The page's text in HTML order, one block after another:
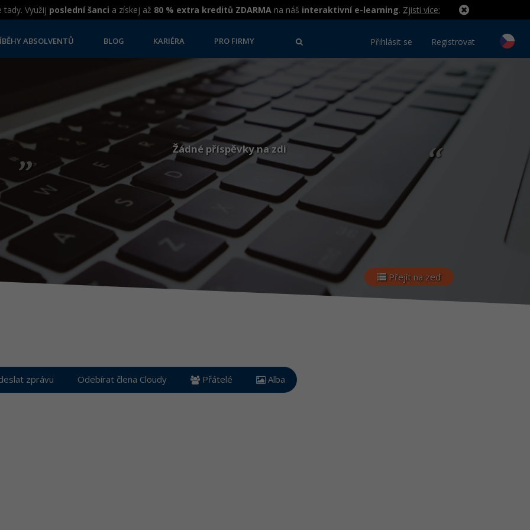
Využij poslední šanci a získej až 80 % extra kreditů ZDARMA na náš interaktivní e-learning. Zjisti více:
ABSOLVENTŮ BLOG KARIÉRA PRO FIRMY Přihlásit se Registrovat
„ “
Žádné příspěvky na zdi
Přejít na zeď
zprávu Odebírat člena Cloudy Přátelé Alba